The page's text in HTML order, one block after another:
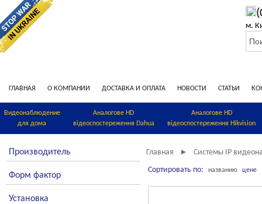
м.
ГЛАВНАЯ О КОМПАНИИ ДОСТАВКА И ОПЛАТА НОВОСТИ СТАТЬИ
Видеонаблюдение
для дома
Аналогове HD
відеоспостереження Dahua
Аналогове HD
відеоспостереження Hikvision
Производитель
Форм фактор
Установка
Главная ► Системы IP
Сортировать по: названию цене